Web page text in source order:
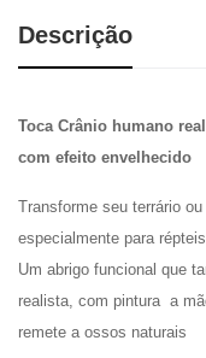
Descrição
Toca Crânio humano
com efeito envelhecido
Transforme seu terrário
especialmente para
Um abrigo funcional que
realista, com pintura a
remete a ossos naturais